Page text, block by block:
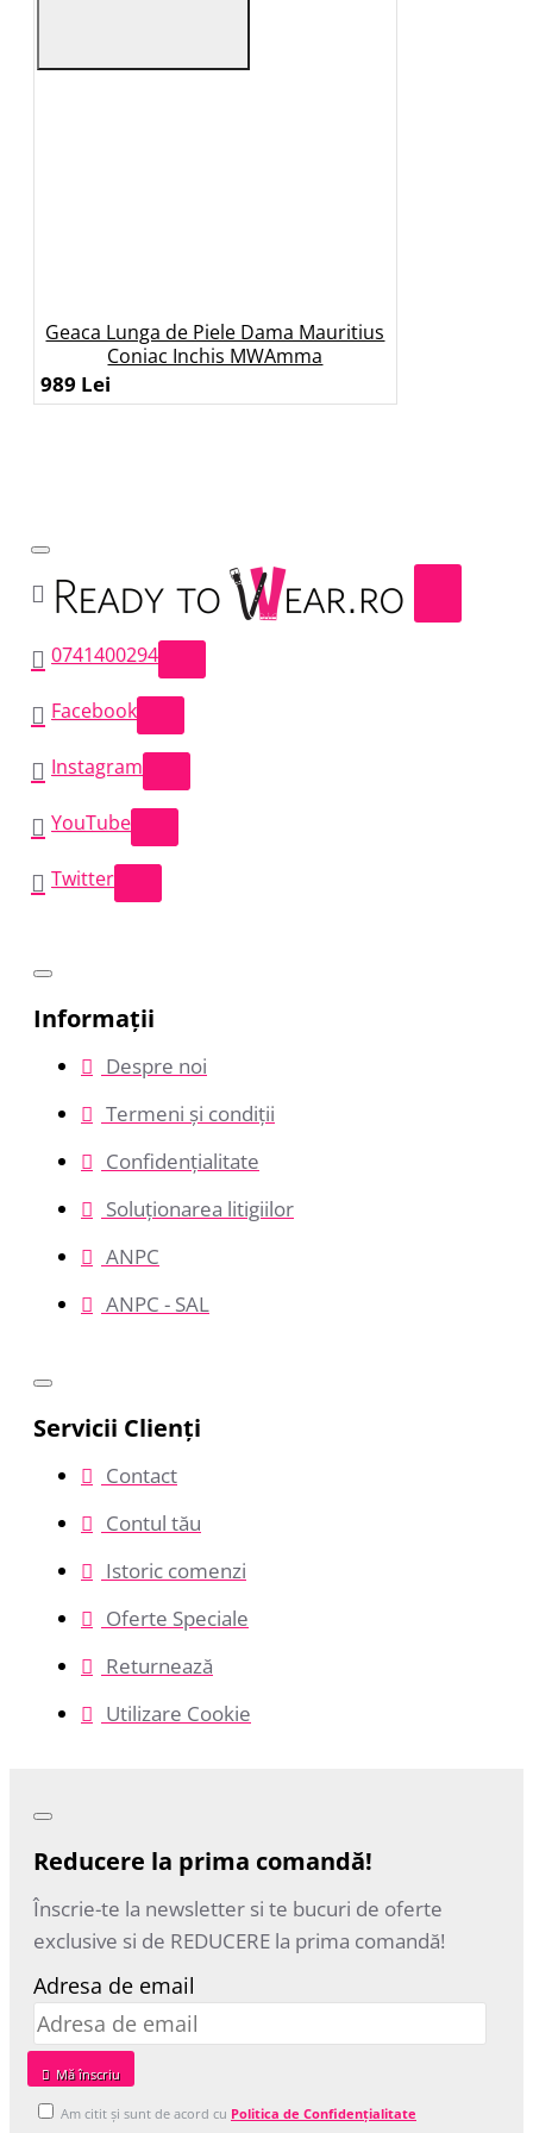
Geaca Lunga de Piele Dama Mauritius
Coniac Inchis MWAmma
989 Lei
0741400294
Facebook
Instagram
YouTube
Twitter
Informații
Despre noi
Termeni și condiții
Confidențialitate
Soluționarea litigiilor
ANPC
ANPC - SAL
Servicii Clienţi
Contact
Contul tău
Istoric comenzi
Oferte Speciale
Returnează
Utilizare Cookie
Reducere la prima comandă!
Înscrie-te la newsletter si te bucuri de oferte
exclusive si de REDUCERE la prima comandă!
Adresa de email
Mă‎ înscriu
Am citit şi sunt de acord cu Politica de Confidențialitate